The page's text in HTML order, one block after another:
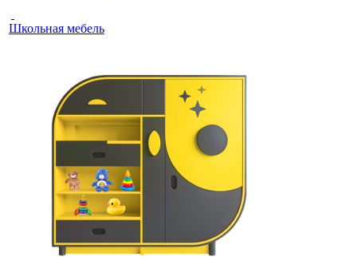
Школьная мебель